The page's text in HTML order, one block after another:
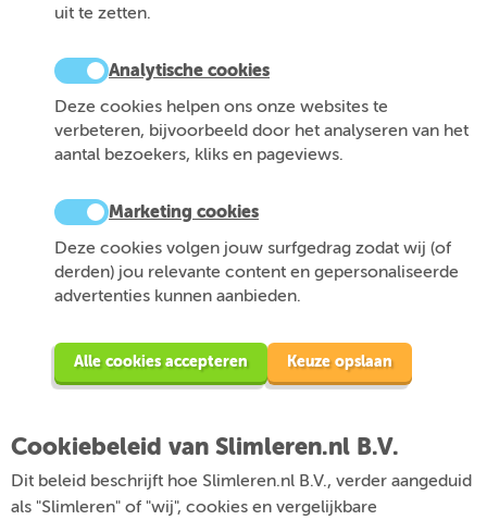
uit te zetten.
Analytische cookies
Deze cookies helpen ons onze websites te
verbeteren, bijvoorbeeld door het analyseren van het
aantal bezoekers, kliks en pageviews.
Marketing cookies
Deze cookies volgen jouw surfgedrag zodat wij (of
derden) jou relevante content en gepersonaliseerde
advertenties kunnen aanbieden.
Alle cookies accepteren Keuze opslaan
Cookiebeleid van Slimleren.nl B.V.
Dit beleid beschrijft hoe Slimleren.nl B.V., verder aangeduid
als "Slimleren" of "wij", cookies en vergelijkbare